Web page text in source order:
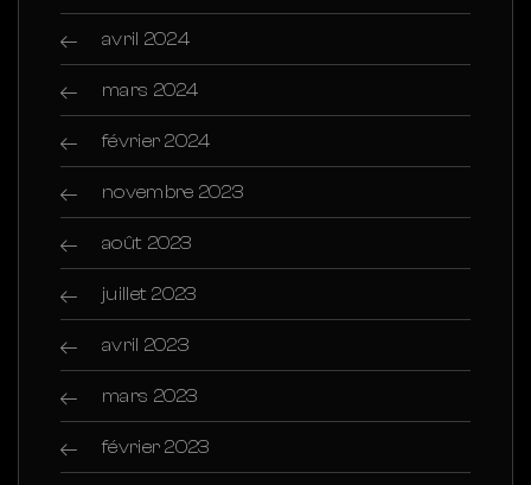
avril 2024
mars 2024
février 2024
novembre 2023
août 2023
juillet 2023
avril 2023
mars 2023
février 2023